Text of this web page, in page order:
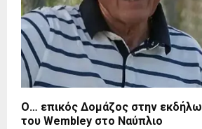
Ο… επικός Δομάζος στην
του Wembley στο Ναύπλιο